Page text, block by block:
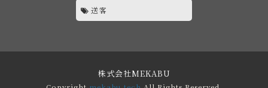
送客
株式会社MEKABU